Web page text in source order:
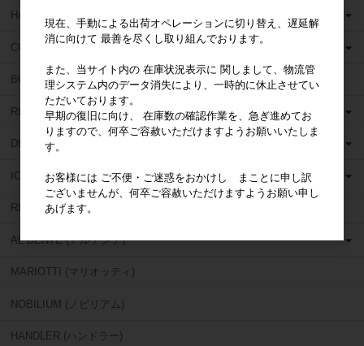
HANEL (ハネル)
COLTENE WHALEDENT (コルテンウェルデント)
BOSWORTH (ボスワース)
RELIANCE (リライアンス)
DETAX (デタックス)
ION (イオン)
RICHWIL (リッチウィル)
AL DENTE (アルデンテ)
MARIOTTI (マリオッティ)
NOBILIUM (ノビリアム)
HANDLER (ハンドラー)
現在、手動による出荷オペレーションに切り替え、遅延解
消に向けて 最善を尽くし取り組んでおります。
また、当サイト内の 在庫状況表示に 関しまして、物流管
理システム内のデータ消失により、一時的に休止させてい
ただいております。
早期の復旧に向け、 在庫数の確認作業を、急ぎ進めてお
りますので、何卒ご容赦いただけますようお願いいたしま
す。
お客様には ご不便・ご迷惑をおかけし まことに申し訳
ございませんが、何卒ご容赦いただけますようお願い申し
あげます。